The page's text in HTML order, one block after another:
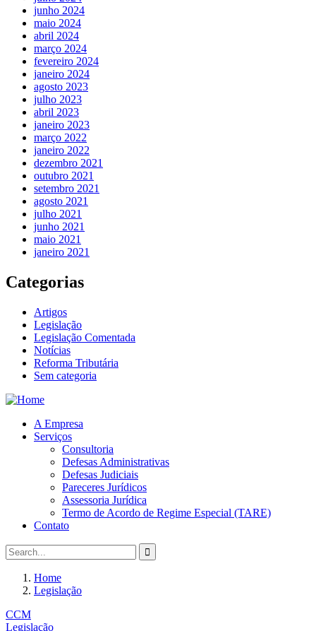
junho 2024
maio 2024
abril 2024
março 2024
fevereiro 2024
janeiro 2024
agosto 2023
julho 2023
abril 2023
janeiro 2023
março 2022
janeiro 2022
dezembro 2021
outubro 2021
setembro 2021
agosto 2021
julho 2021
junho 2021
maio 2021
janeiro 2021
Categorias
Artigos
Legislação
Legislação Comentada
Notícias
Reforma Tributária
Sem categoria
A Empresa
Serviços
Consultoria
Defesas Administrativas
Defesas Judiciais
Pareceres Jurídicos
Assessoria Jurídica
Termo de Acordo de Regime Especial (TARE)
Contato
Home
Legislação
CCM
Legislação